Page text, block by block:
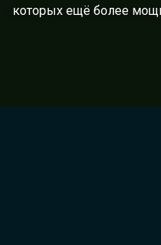
которых ещё более